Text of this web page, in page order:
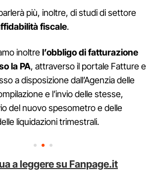
più, inoltre, di studi di settore
fiscale.
inoltrel’obbligo di fatturazione
la PA, attraverso il portale Fatture e
a disposizione dall’Agenzia delle
e l’invio delle stesse,
del nuovo spesometro e delle
liquidazioni trimestrali.
a leggere su Fanpage.it